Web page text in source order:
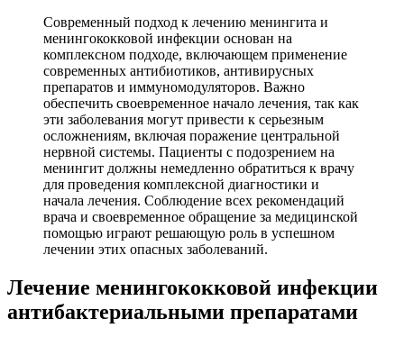
Современный подход к лечению менингита и
менингококковой инфекции основан на
комплексном подходе, включающем применение
современных антибиотиков, антивирусных
препаратов и иммуномодуляторов. Важно
обеспечить своевременное начало лечения, так как
эти заболевания могут привести к серьезным
осложнениям, включая поражение центральной
нервной системы. Пациенты с подозрением на
менингит должны немедленно обратиться к врачу
для проведения комплексной диагностики и
начала лечения. Соблюдение всех рекомендаций
врача и своевременное обращение за медицинской
помощью играют решающую роль в успешном
лечении этих опасных заболеваний.
Лечение менингококковой инфекции
антибактериальными препаратами